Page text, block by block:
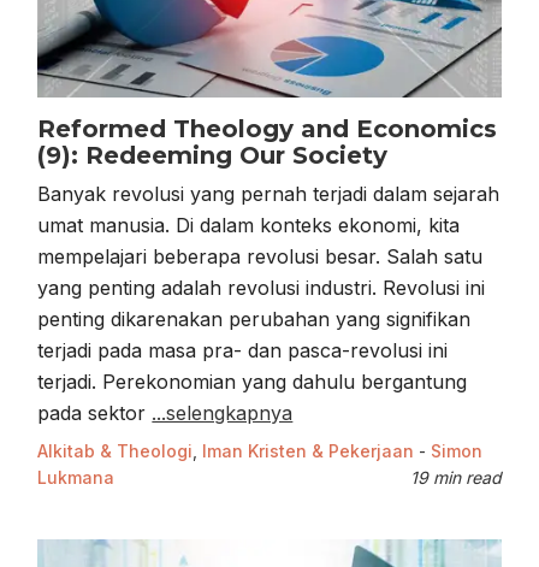
Reformed Theology and Economics
(9): Redeeming Our Society
Banyak revolusi yang pernah terjadi dalam sejarah
umat manusia. Di dalam konteks ekonomi, kita
mempelajari beberapa revolusi besar. Salah satu
yang penting adalah revolusi industri. Revolusi ini
penting dikarenakan perubahan yang signifikan
terjadi pada masa pra- dan pasca-revolusi ini
terjadi. Perekonomian yang dahulu bergantung
pada sektor ...selengkapnya
Alkitab & Theologi Iman Kristen & Pekerjaan - Simon
Lukmana
19 min read